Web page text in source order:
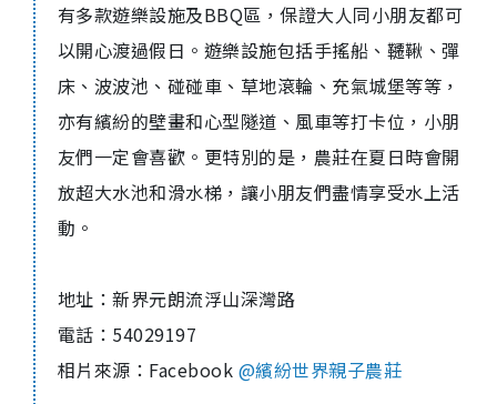
有多款遊樂設施及BBQ區，保證大人同小朋友都可
以開心渡過假日。遊樂設施包括手搖船、韆鞦、彈
床、波波池、碰碰車、草地滾輪、充氣城堡等等，
亦有繽紛的壁畫和心型隧道、風車等打卡位，小朋
友們一定會喜歡。更特別的是，農莊在夏日時會開
放超大水池和滑水梯，讓小朋友們盡情享受水上活
動。
地址：新界元朗流浮山深灣路
電話： 54029197
相片來源： Facebook @繽紛世界親子農莊